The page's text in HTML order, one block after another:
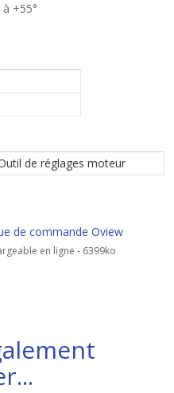
+55°
de réglages moteur
de commande Oview
en ligne - 6399ko